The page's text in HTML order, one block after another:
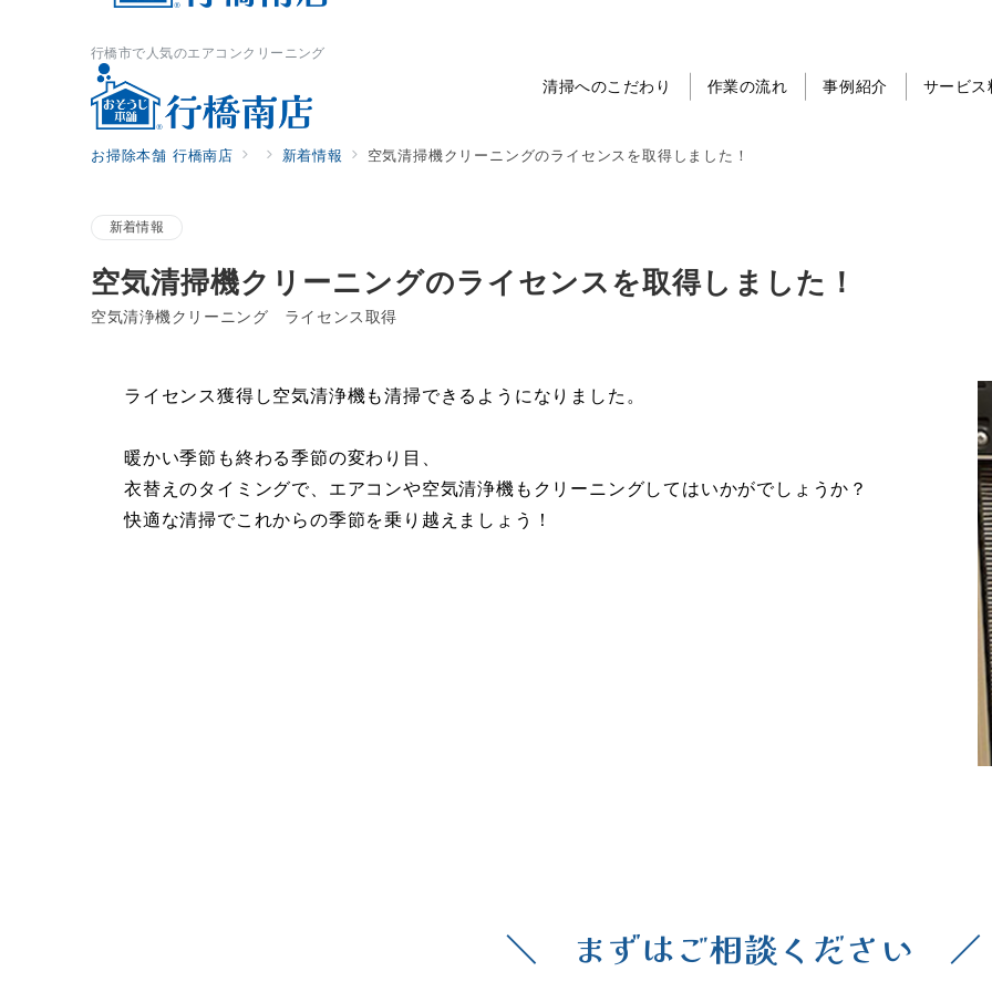
行橋市で人気のエアコンクリーニング
清掃へのこだわり 作業の流れ 事例紹介 サービス
お掃除本舗 行橋南店 新着情報 空気清掃機クリーニングのライセンスを取得しました！
新着情報
空気清掃機クリーニングのライセンスを取得しました！
空気清浄機クリーニング ライセンス取得
ライセンス獲得し空気清浄機も清掃できるようになりました。
暖かい季節も終わる季節の変わり目、
衣替えのタイミングで、エアコンや空気清浄機もクリーニングしてはいかがでしょうか？
快適な清掃でこれからの季節を乗り越えましょう！
＼ まずはご相談ください ／